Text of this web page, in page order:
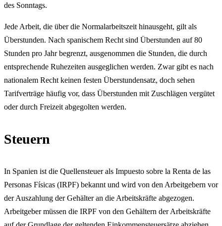
des Sonntags.
Jede Arbeit, die über die Normalarbeitszeit hinausgeht, gilt als
Überstunden. Nach spanischem Recht sind Überstunden auf 80
Stunden pro Jahr begrenzt, ausgenommen die Stunden, die durch
entsprechende Ruhezeiten ausgeglichen werden. Zwar gibt es nach
nationalem Recht keinen festen Überstundensatz, doch sehen
Tarifverträge häufig vor, dass Überstunden mit Zuschlägen vergütet
oder durch Freizeit abgegolten werden.
Steuern
In Spanien ist die Quellensteuer als Impuesto sobre la Renta de las
Personas Físicas (IRPF) bekannt und wird von den Arbeitgebern vor
der Auszahlung der Gehälter an die Arbeitskräfte abgezogen.
Arbeitgeber müssen die IRPF von den Gehältern der Arbeitskräfte